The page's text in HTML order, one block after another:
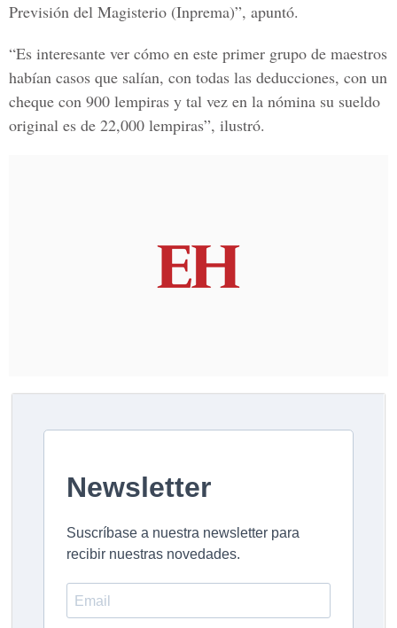
Previsión del Magisterio (Inprema)”, apuntó.
“Es interesante ver cómo en este primer grupo de maestros
habían casos que salían, con todas las deducciones, con un
cheque con 900 lempiras y tal vez en la nómina su sueldo
original es de 22,000 lempiras”, ilustró.